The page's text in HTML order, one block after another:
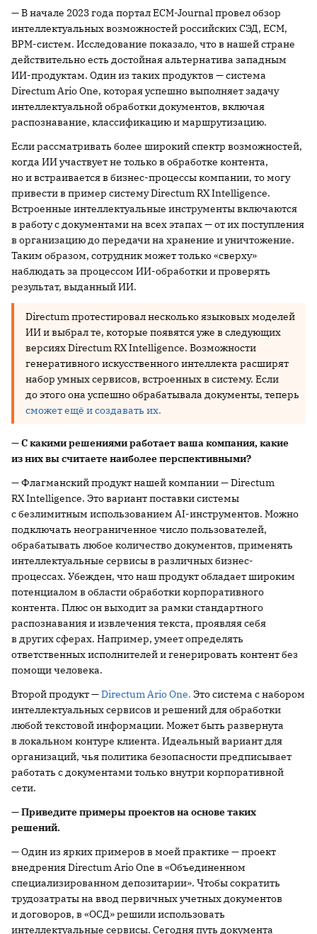
— В начале 2023 года портал ECM-Journal провел обзор
интеллектуальных возможностей российских СЭД, ECM,
BPM-систем. Исследование показало, что в нашей стране
действительно есть достойная альтернатива западным
ИИ-продуктам. Один из таких продуктов — система
Directum Ario One, которая успешно выполняет задачу
интеллектуальной обработки документов, включая
распознавание, классификацию и маршрутизацию.
Если рассматривать более широкий спектр возможностей,
когда ИИ участвует не только в обработке контента,
но и встраивается в бизнес-процессы компании, то могу
привести в пример систему Directum RX Intelligence.
Встроенные интеллектуальные инструменты включаются
в работу с документами на всех этапах — от их поступления
в организацию до передачи на хранение и уничтожение.
Таким образом, сотрудник может только «сверху»
наблюдать за процессом ИИ-обработки и проверять
результат, выданный ИИ.
Directum протестировал несколько языковых моделей
ИИ и выбрал те, которые появятся уже в следующих
версиях Directum RX Intelligence. Возможности
генеративного искусственного интеллекта расширят
набор умных сервисов, встроенных в систему. Если
до этого она успешно обрабатывала документы, теперь
сможет ещё и создавать их.
— С какими решениями работает ваша компания, какие
из них вы считаете наиболее перспективными?
— Флагманский продукт нашей компании — Directum
RX Intelligence. Это вариант поставки системы
с безлимитным использованием AI-инструментов. Можно
подключать неограниченное число пользователей,
обрабатывать любое количество документов, применять
интеллектуальные сервисы в различных бизнес-
процессах. Убежден, что наш продукт обладает широким
потенциалом в области обработки корпоративного
контента. Плюс он выходит за рамки стандартного
распознавания и извлечения текста, проявляя себя
в других сферах. Например, умеет определять
ответственных исполнителей и генерировать контент без
помощи человека.
Второй продукт —Directum Ario One. Это система с набором
интеллектуальных сервисов и решений для обработки
любой текстовой информации. Может быть развернута
в локальном контуре клиента. Идеальный вариант для
организаций, чья политика безопасности предписывает
работать с документами только внутри корпоративной
сети.
— Приведите примеры проектов на основе таких
решений.
— Один из ярких примеров в моей практике — проект
внедрения Directum Ario One в «Объединенном
специализированном депозитарии». Чтобы сократить
трудозатраты на ввод первичных учетных документов
и договоров, в «ОСД» решили использовать
интеллектуальные сервисы. Сегодня путь документа